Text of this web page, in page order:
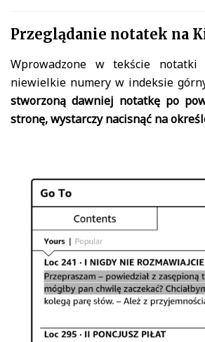
Przeglądanie notatek na
Wprowadzone w tekście
niewielkie numery w indeksie
stworzoną dawniej notatkę po
stronę, wystarczy nacisnąć na